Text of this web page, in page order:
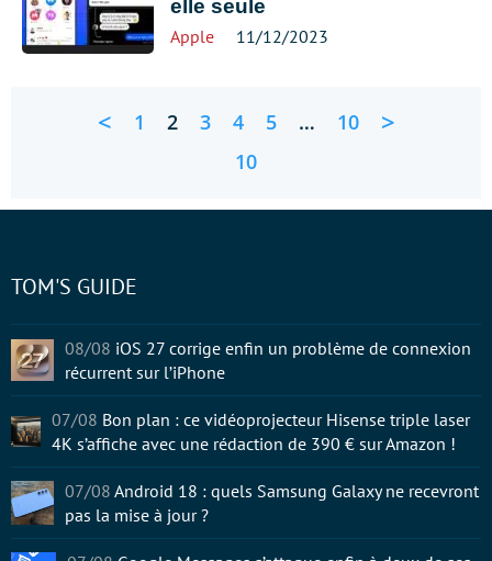
elle seule
Apple 11/12/2023
< 1 2 3 4 5 … 10 >
10
TOM'S GUIDE
08/08 iOS 27 corrige enfin un problème de connexion
récurrent sur l’iPhone
07/08 Bon plan : ce vidéoprojecteur Hisense triple laser
4K s’affiche avec une rédaction de 390 € sur Amazon !
07/08 Android 18 : quels Samsung Galaxy ne recevront
pas la mise à jour ?